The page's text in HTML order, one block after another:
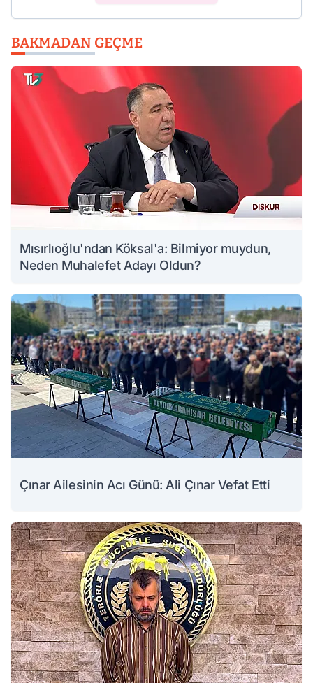
BAKMADAN GEÇME
Mısırlıoğlu'ndan Köksal'a: Bilmiyor muydun,
Neden Muhalefet Adayı Oldun?
Çınar Ailesinin Acı Günü: Ali Çınar Vefat Etti